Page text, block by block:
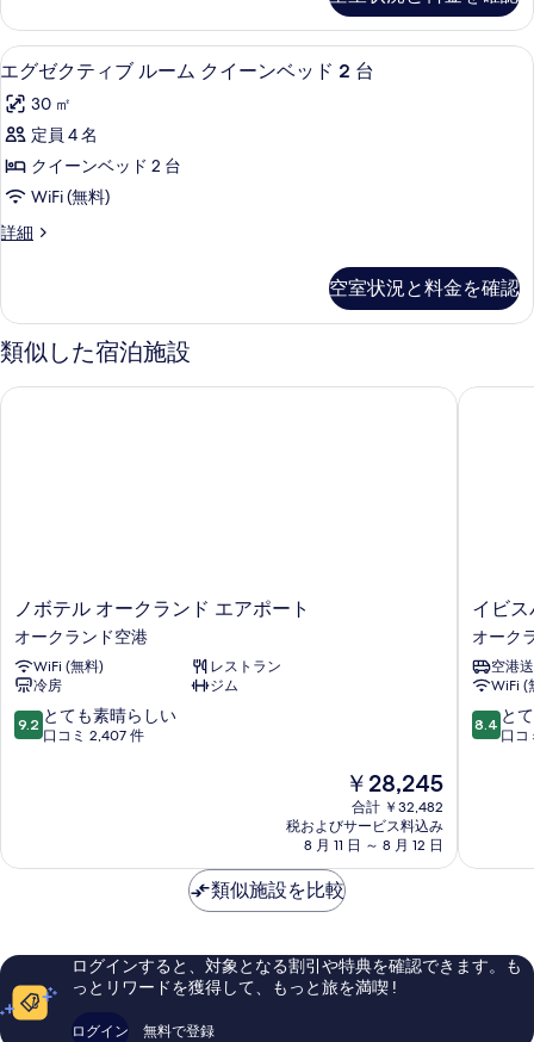
表
示
す
る
べ
て
の
写
真
を
表
示
る
詳
細
ー
ト
キ
ン
グ
ベ
ッ
ド
の
す
べ
す
る
テ
ィ
ブ
イ
ー
キ
ン
ベ
台
の
詳
細
エ
グ
ゼ
ク
テ
ィ
ブ
ー
ム
ク
イ
台
の
す
べ
て
を
す
る
高級寝具、ミニバー、セーフティボ
6
エグゼクティブ ルーム クイーンベッド 2 台
30 ㎡
定員 4 名
クイーンベッド 2 台
WiFi (無料)
詳細
エ
テ
ィ
ブ
ー
詳
空室状況と料金を確認
類似した宿泊施設
ノ
ボ
テ
ル
オ
ー
ク
ポ
ラ
ン
ノボテル オークランド エアポート
オークランド空港
WiFi (無料)
レストラン
冷房
ジム
10
段
も
し
口
コ
9.2 とても素晴らしい
口コミ 2,407 件
現
在
の
料
金
は
￥28,245
￥28,245
合計 ￥32,482
税およびサービス料込み
8 月 11 日 ～ 8 月 12 日
ノボテル オークランド エアポート
イ
ビ
ス
バ
ジ
ェ
ッ
ン
ー
イビ
オーク
空港
WiFi (
10
段
も
コ
ミ
8.4 と
口コ
イビス
類似施設を比較
ログインすると、対象となる割引や特典を確認できます。も
っとリワードを獲得して、もっと旅を満喫 !
ログイン 無料で登録